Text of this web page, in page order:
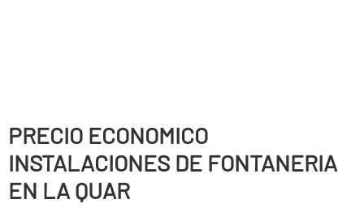
PRECIO ECONOMICO
INSTALACIONES DE FONTANERIA
EN LA QUAR